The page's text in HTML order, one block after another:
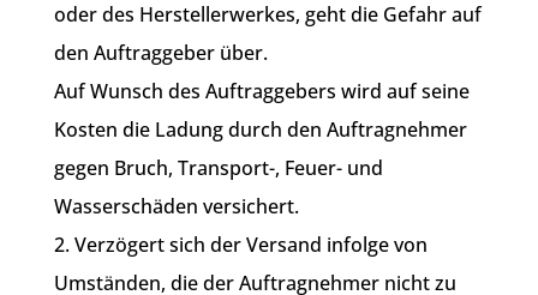
oder des Herstellerwerkes, geht die Gefahr auf
den Auftraggeber über.
Auf Wunsch des Auftraggebers wird auf seine
Kosten die Ladung durch den Auftragnehmer
gegen Bruch, Transport-, Feuer- und
Wasserschäden versichert.
2. Verzögert sich der Versand infolge von
Umständen, die der Auftragnehmer nicht zu